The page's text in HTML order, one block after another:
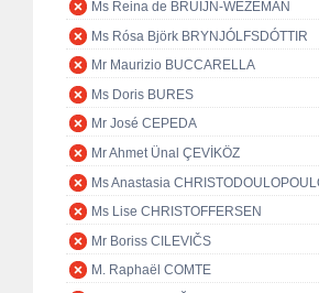
Ms Reina de BRUIJN-WEZEMAN
Ms Rósa Björk BRYNJÓLFSDÓTTIR
Mr Maurizio BUCCARELLA
Ms Doris BURES
Mr José CEPEDA
Mr Ahmet Ünal ÇEVİKÖZ
Ms Anastasia
Ms Lise CHRISTOFFERSEN
Mr Boriss CILEVIČS
M. Raphaël COMTE